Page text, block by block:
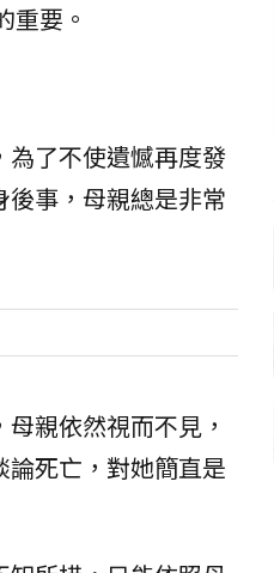
重要。
了不使遺憾再度發
事，母親總是非常
親依然視而不見，
死亡，對她簡直是